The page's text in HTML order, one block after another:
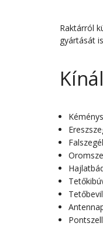
Raktárról
gyártását